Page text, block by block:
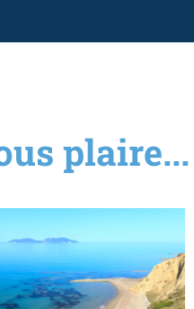
plaire...